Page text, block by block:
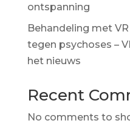
ontspanning
Behandeling met
tegen psychoses –
het nieuws
Recent
No comments to